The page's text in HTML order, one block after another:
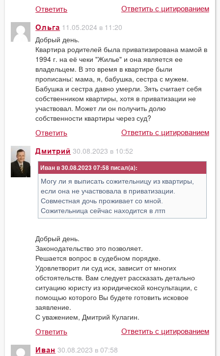
Ответить Ответить с цитированием
Ольга 11.05.2024 в 11:20
Добрый день.
Квартира родителей была приватизирована мамой в
1994 г. на её чеки "Жилье" и она является ее
владельцем. В это время в квартире были
прописаны: мама, я, бабушка, сестра с мужем.
Бабушка и сестра давно умерли. Зять считает себя
собственником квартиры, хотя в приватизации не
участвовал. Может ли он получить долю
собственности квартиры через суд?
Ответить Ответить с цитированием
Дмитрий 30.08.2023 в 10:52
Иван в 30.08.2023 07:58
Могу ли я выписать сожительницу из квартиры,
если она не участвовала в приватизации.
Совместная дочь проживает со мной.
Сожительница сейчас находится в лтп
Добрый день.
Законодательство это позволяет.
Решается вопрос в судебном порядке.
Удовлетворит ли суд иск, зависит от многих
обстоятельств. Вам следует рассказать детально
ситуацию юристу из юридической консультации, с
помощью которого Вы будете готовить исковое
заявление.
С уважением, Дмитрий Кулагин.
Ответить Ответить с цитированием
Иван 30.08.2023 в 07:58